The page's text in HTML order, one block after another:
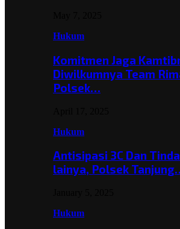
Hukum
Komitmen Jaga
Diwilkumnya Team
Polsek…
Hukum
Antisipasi 3C Dan
lainya, Polsek
Hukum